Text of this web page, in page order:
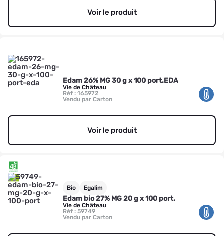
Voir le produit
Edam 26% MG 30 g x 100 port.EDA
Vie de Château
Réf : 165972
Vendu par Carton
Voir le produit
Bio Egalim
Edam bio 27% MG 20 g x 100 port.
Vie de Château
Réf : 59749
Vendu par Carton